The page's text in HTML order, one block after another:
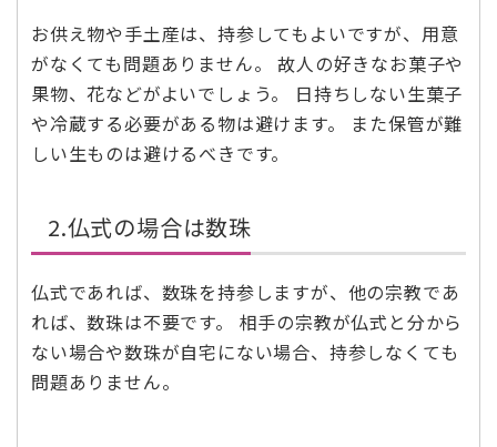
お供え物や手土産は、持参してもよいですが、用意
がなくても問題ありません。 故人の好きなお菓子や
果物、花などがよいでしょう。 日持ちしない生菓子
や冷蔵する必要がある物は避けます。 また保管が難
しい生ものは避けるべきです。
2.仏式の場合は数珠
仏式であれば、数珠を持参しますが、他の宗教であ
れば、数珠は不要です。 相手の宗教が仏式と分から
ない場合や数珠が自宅にない場合、持参しなくても
問題ありません。